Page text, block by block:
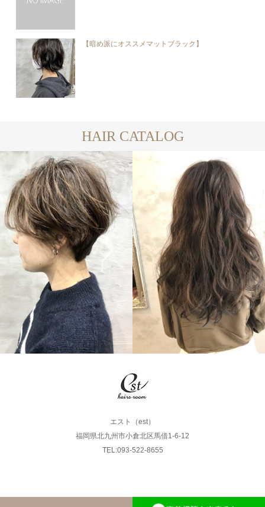
【暗め派にオススメマットブラック】
HAIR CATALOG
SHORT
LONG
エスト（est）
福岡県北九州市小倉北区馬借1-6-12
TEL:093-522-8655